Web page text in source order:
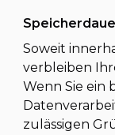
Soweit
verbleiben
Wenn Sie ein
zulässigen